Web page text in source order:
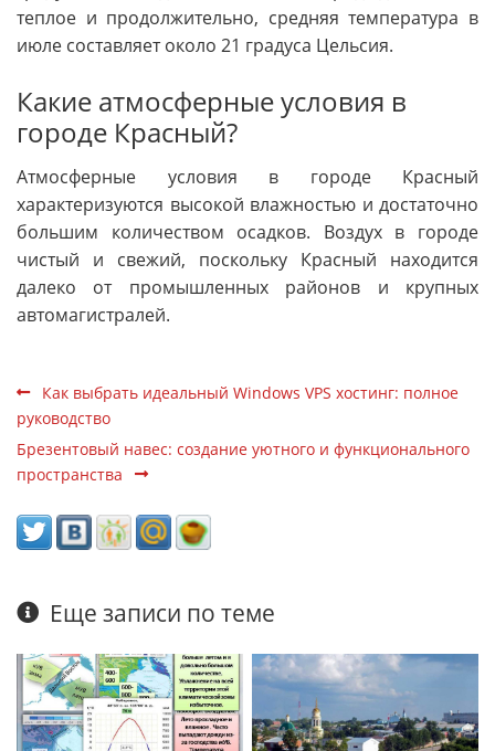
теплое и продолжительно, средняя температура в
июле составляет около 21 градуса Цельсия.
Какие атмосферные условия в
городе Красный?
Атмосферные условия в городе Красный
характеризуются высокой влажностью и достаточно
большим количеством осадков. Воздух в городе
чистый и свежий, поскольку Красный находится
далеко от промышленных районов и крупных
автомагистралей.
Как выбрать идеальный Windows VPS хостинг: полное
руководство
Брезентовый навес: создание уютного и функционального
пространства
Еще записи по теме